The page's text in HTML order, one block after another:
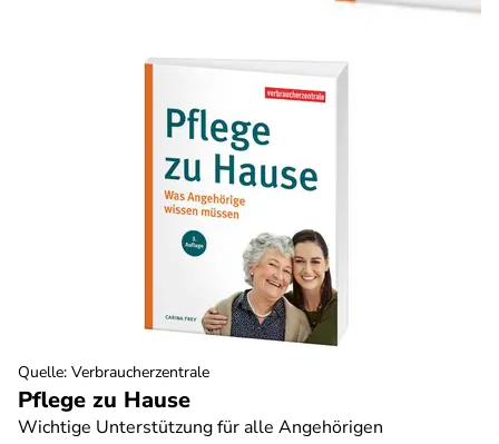
Pflege zu Hause
Wichtige Unterstützung für alle Angehörigen
Quelle: Verbraucherzentrale